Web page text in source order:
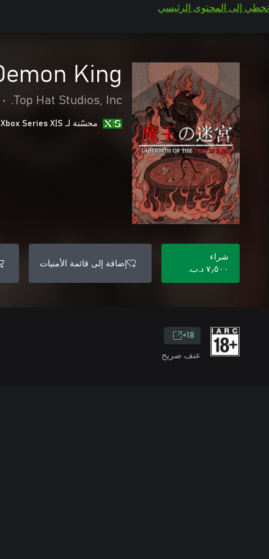
تخطي إلى المحتوى الرئيسي
King
Top Hat Studios, Inc.
•
محسّنة لـ Xbox Series X|S
شراء
٧٫٥٠٠ د.ب.‏
إضافة إلى قائمة الأمنيات
18+
عنف صريح